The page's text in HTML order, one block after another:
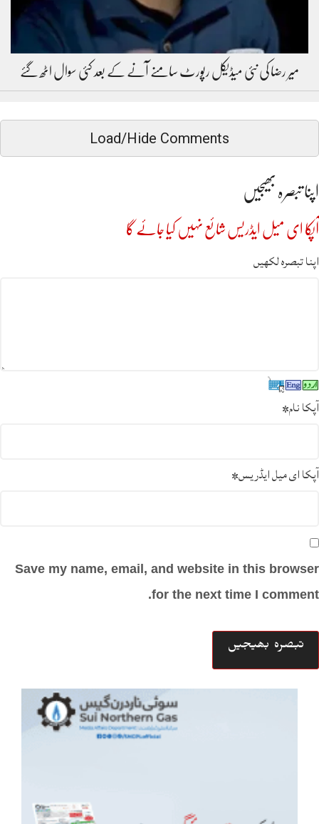
میر رضا کی نئی میڈیکل رپورٹ سامنے آنے کے بعد کئی سوال اٹھ گئے
Load/Hide Comments
اپنا تبصرہ بھیجیں
آپکا ای میل ایڈریس شائع نہیں کیا جائے گا
اپنا تبصرہ لکھیں
آپکا نام*
آپکا ای میل ایڈریس*
Save my name, email, and website in this browser
for the next time I comment.